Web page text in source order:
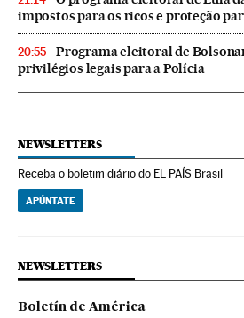
impostos para os ricos e proteção
20:55
Programa eleitoral de
privilégios legais para a Polícia
NEWSLETTERS
Receba o boletim diário do EL PAÍS Brasil
APÚNTATE
NEWSLETTERS
Boletín de América